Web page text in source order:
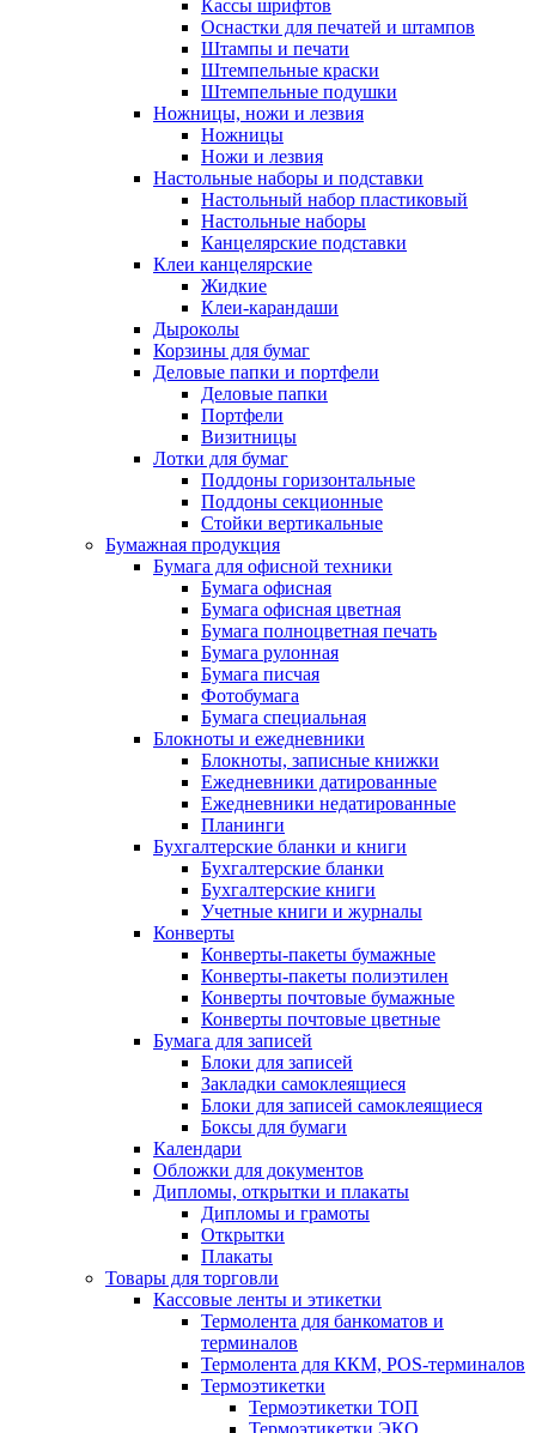
Кассы шрифтов
Оснастки для печатей и штампов
Штампы и печати
Штемпельные краски
Штемпельные подушки
Ножницы, ножи и лезвия
Ножницы
Ножи и лезвия
Настольные наборы и подставки
Настольный набор пластиковый
Настольные наборы
Канцелярские подставки
Клеи канцелярские
Жидкие
Клеи-карандаши
Дыроколы
Корзины для бумаг
Деловые папки и портфели
Деловые папки
Портфели
Визитницы
Лотки для бумаг
Поддоны горизонтальные
Поддоны секционные
Стойки вертикальные
Бумажная продукция
Бумага для офисной техники
Бумага офисная
Бумага офисная цветная
Бумага полноцветная печать
Бумага рулонная
Бумага писчая
Фотобумага
Бумага специальная
Блокноты и ежедневники
Блокноты, записные книжки
Ежедневники датированные
Ежедневники недатированные
Планинги
Бухгалтерские бланки и книги
Бухгалтерские бланки
Бухгалтерские книги
Учетные книги и журналы
Конверты
Конверты-пакеты бумажные
Конверты-пакеты полиэтилен
Конверты почтовые бумажные
Конверты почтовые цветные
Бумага для записей
Блоки для записей
Закладки самоклеящиеся
Блоки для записей самоклеящиеся
Боксы для бумаги
Календари
Обложки для документов
Дипломы, открытки и плакаты
Дипломы и грамоты
Открытки
Плакаты
Товары для торговли
Кассовые ленты и этикетки
Термолента для банкоматов и
терминалов
Термолента для ККМ, POS-терминалов
Термоэтикетки
Термоэтикетки ТОП
Термоэтикетки ЭКО